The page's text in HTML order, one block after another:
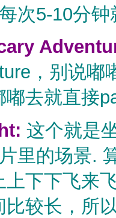
次5-10分钟
，别说嘟
去就直接
这个就是
里的场景.
下下飞来
较长，所